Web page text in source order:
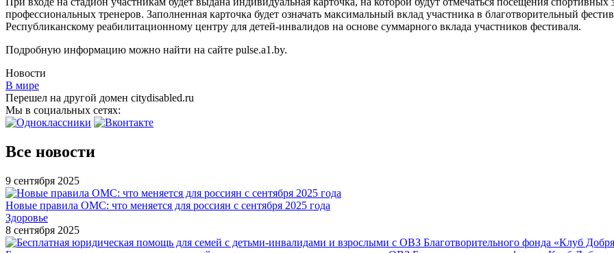
профессиональных тренеров. Заполненная карточка будет означать максимальный вклад участника в благотворительный
Республиканскому реабилитационному центру для детей-инвалидов на основе суммарного вклада участников фестиваля.
Подробную информацию можно найти на сайте pulse.a1.by.
Новости
В мире
Перешел на другой домен citydisabled.ru
Мы в социальных сетях:
Все новости
9 сентября 2025
Новые правила ОМС: что меняется для россиян с сентября 2025 года
Здоровье
8 сентября 2025